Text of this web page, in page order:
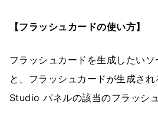
【フラッシュカードの使い方】
フラッシュカードを生成したい
と、フラッシュカードが生成さ
Studio パネルの該当のフラッシ